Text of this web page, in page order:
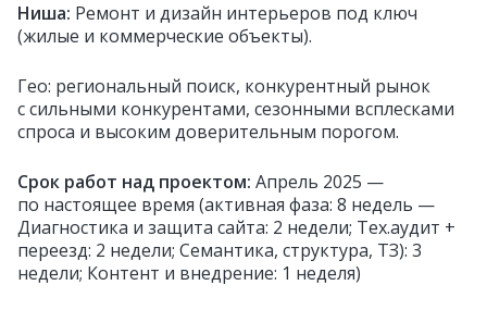
Ниша: Ремонт и дизайн интерьеров под ключ
(жилые и коммерческие объекты).
Гео: региональный поиск, конкурентный рынок
с сильными конкурентами, сезонными всплесками
спроса и высоким доверительным порогом.
Срок работ над проектом: Апрель 2025 —
по настоящее время (активная фаза: 8 недель —
Диагностика и защита сайта: 2 недели; Тех.аудит +
переезд: 2 недели; Семантика, структура, ТЗ): 3
недели; Контент и внедрение: 1 неделя)